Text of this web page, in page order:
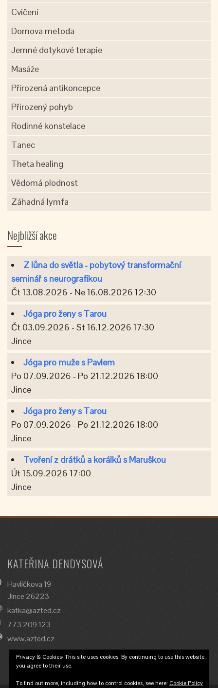
Cvičení
Dornova metoda
Jemné dotykové terapie
Masáže
Přirozená antikoncepce
Přirozený pohyb
Rodinné konstelace
Tanec
Theta healing
Vědomá plodnost
Záhadná lymfa
Nejbližší akce
Z lůna do světla - pobytový transformační
seminář s neurografikou
Čt 13.08.2026 - Ne 16.08.2026 12:30
Jóga pro ženy s Tarou
Čt 03.09.2026 - St 16.12.2026 17:30
Jince
Jóga pro muže s Pavlem
Po 07.09.2026 - Po 21.12.2026 18:00
Jince
Jóga pro ženy s Tarou
Po 07.09.2026 - Po 21.12.2026 18:00
Jince
Tvoření z drátků a korálků s Maruškou
Út 15.09.2026 17:00
Jince
KATEŘINA DENDYSOVÁ
Havlíčkova 19
Jince 26223
katka@azted.cz
773 209 123
www.azted.cz
Privacy & Cookies: This site uses cookies. By continuing to use this website,
you agree to their use.
To find out more, including how to control cookies, see here: Cookie Policy